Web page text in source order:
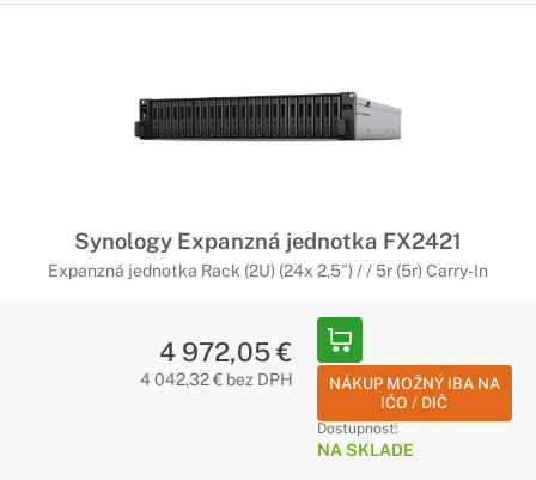
Synology Expanzná jednotka FX2421
Expanzná jednotka Rack (2U) (24x 2,5") / / 5r (5r) Carry-In
4 972,05 €
4 042,32 € bez DPH
NÁKUP MOŽNÝ IBA NA
IČO / DIČ
Dostupnosť:
NA SKLADE